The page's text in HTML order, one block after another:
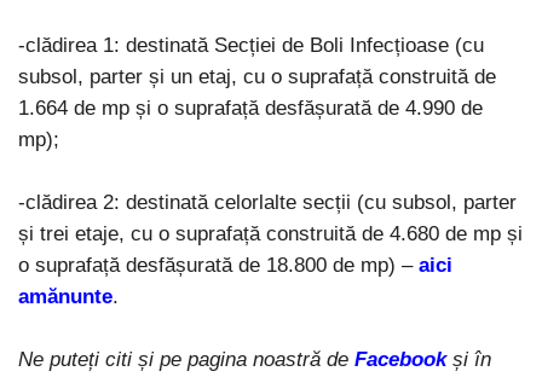
-clădirea 1: destinată Secției de Boli Infecțioase (cu
subsol, parter și un etaj, cu o suprafață construită de
1.664 de mp și o suprafață desfășurată de 4.990 de
mp);
-clădirea 2: destinată celorlalte secții (cu subsol, parter
și trei etaje, cu o suprafață construită de 4.680 de mp și
o suprafață desfășurată de 18.800 de mp) – aici
amănunte.
Ne puteți citi și pe pagina noastră de Facebook și în